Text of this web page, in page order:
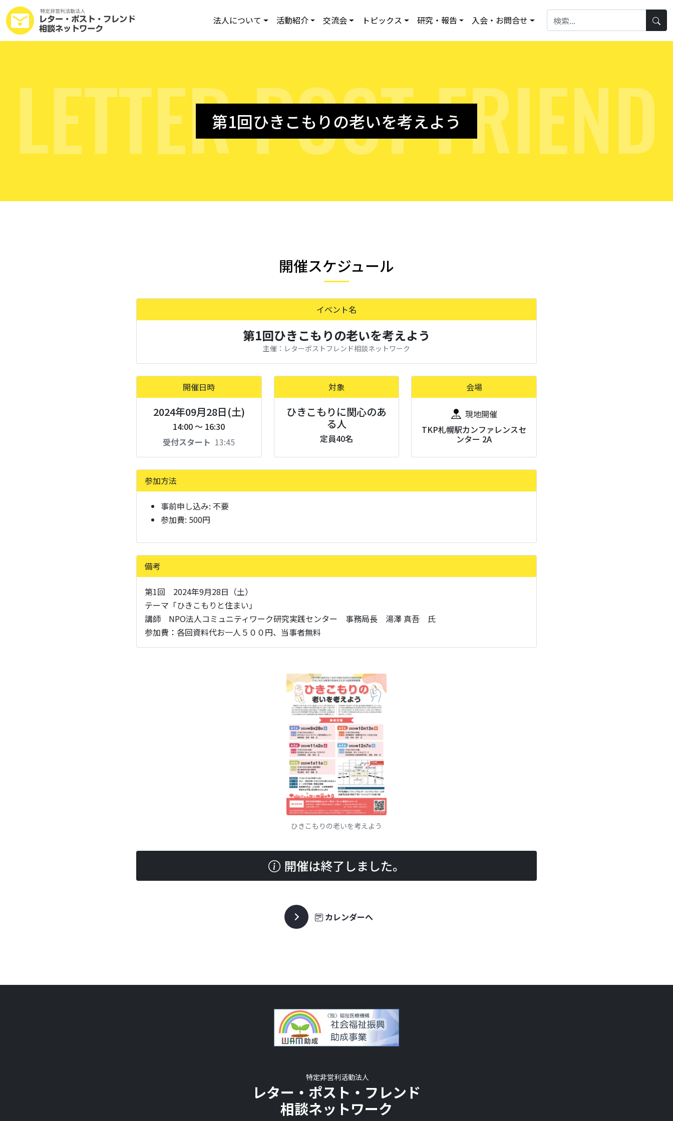
法人について 活動紹介 交流会 トピックス 研究・報告 入会・お問合せ
LETTERPOSTFRIEND
第1回ひきこもりの老いを考えよう
開催スケジュール
イベント名
第1回ひきこもりの老いを考えよう
主催：レターポストフレンド相談ネットワーク
開催日時
2024年09月28日(土)
14:00 ～ 16:30
受付スタート 13:45
対象
ひきこもりに関心のあ
る人
定員40名
会場
現地開催
TKP札幌駅カンファレンスセ
ンター 2A
参加方法
事前申し込み: 不要
参加費: 500円
備考
第1回 2024年9月28日（土）
テーマ「ひきこもりと住まい」
講師 NPO法人コミュニティワーク研究実践センター 事務局長 湯澤 真吾 氏
参加費：各回資料代お一人５００円、当事者無料
ひきこもりの老いを考えよう
開催は終了しました。
カレンダーへ
特定非営利活動法人
レター・ポスト・フレンド
相談ネットワーク